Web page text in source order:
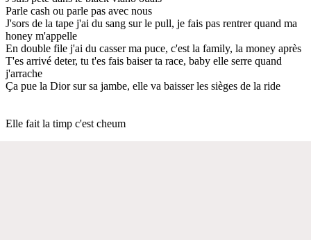
Parle cash ou parle pas avec nous
J'sors de la tape j'ai du sang sur le pull, je fais pas rentrer quand ma
honey m'appelle
En double file j'ai du casser ma puce, c'est la family, la money après
T'es arrivé deter, tu t'es fais baiser ta race, baby elle serre quand
j'arrache
Ça pue la Dior sur sa jambe, elle va baisser les sièges de la ride
Elle fait la timp c'est cheum